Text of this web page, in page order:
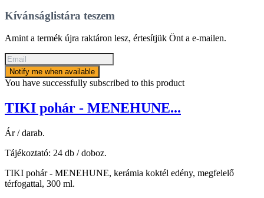
Kívánságlistára teszem
Amint a termék újra raktáron lesz, értesítjük Önt a e-mailen.
Notify me when available
You have successfully subscribed to this product
TIKI pohár - MENEHUNE...
Ár / darab.
Tájékoztató: 24 db / doboz.
TIKI pohár - MENEHUNE, kerámia koktél edény, megfelelő
térfogattal, 300 ml.